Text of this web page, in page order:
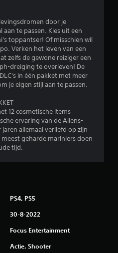
door je
te passen. Kies uit een
toppantser! Of misschien wil
Verken het leven van een
zelfs de gewone reiziger een
dreiging te overleven! De
in één pakket met meer
je eigen stijl aan te passen.
12 cosmetische items
ervaring van de Aliens-
allemaal verliefd op zijn
geharde mariniers doen
tijd.
PS4, PS5
30-8-2022
Focus Entertainment
Actie, Shooter